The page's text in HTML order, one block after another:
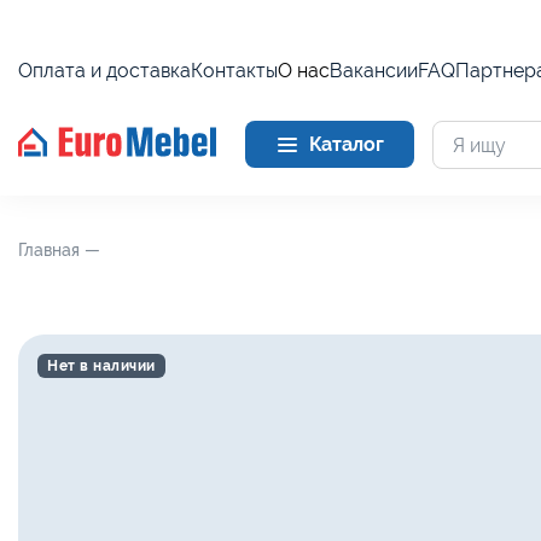
Оплата и доставкаКонтактыО насВакансииFAQ
Каталог
Главная —
Нет в наличии